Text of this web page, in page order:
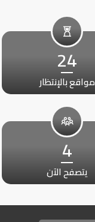
24
مواقع بالإنتظار
4
يتصفح الآن